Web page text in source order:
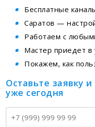
Бесплатные
Саратов —
Работаем с
Мастер приедет в
Покажем, как
Оставьте заявку
уже сегодня